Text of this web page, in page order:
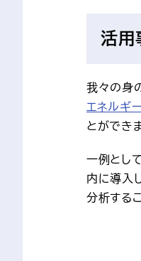
活用
我々の身
エネル
とができま
一例とし
内に導入
分析する